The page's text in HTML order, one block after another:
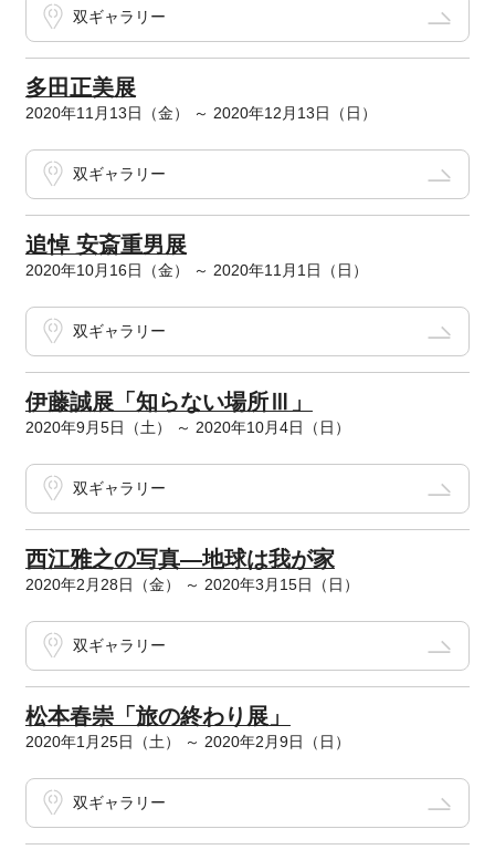
双ギャラリー
多田正美展
2020年11月13日（金） ～ 2020年12月13日（日）
双ギャラリー
追悼 安斎重男展
2020年10月16日（金） ～ 2020年11月1日（日）
双ギャラリー
伊藤誠展「知らない場所Ⅲ」
2020年9月5日（土） ～ 2020年10月4日（日）
双ギャラリー
西江雅之の写真―地球は我が家
2020年2月28日（金） ～ 2020年3月15日（日）
双ギャラリー
松本春崇「旅の終わり展」
2020年1月25日（土） ～ 2020年2月9日（日）
双ギャラリー